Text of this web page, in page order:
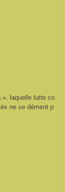
», laquelle lutte co
ne se dément p